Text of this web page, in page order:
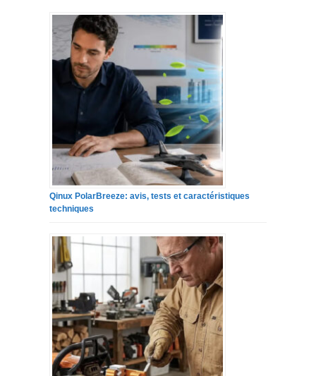
Qinux PolarBreeze: avis, tests et caractéristiques
techniques